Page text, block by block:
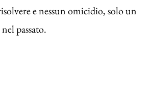
e nessun omicidio, solo un
passato.